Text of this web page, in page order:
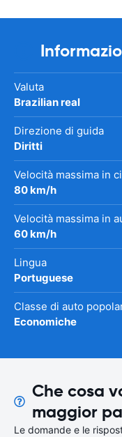
Valuta
Brazilian real
Direzione di guida
Diritti
Velocità massima in
80 km/h
Velocità massima in
60 km/h
Lingua
Portuguese
Classe di auto
Economiche
Che cosa
maggior
Le domande e le